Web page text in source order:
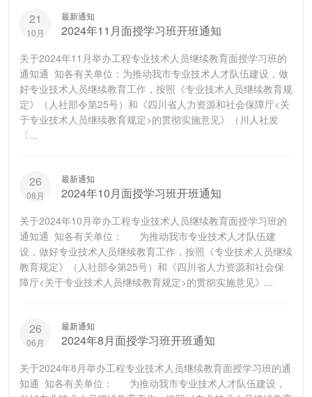
21
10月
最新通知
2024年11月面授学习班开班通知
关于2024年11月举办工程专业技术人员继续教育面授学习班的
通知通 知各有关单位：为推动我市专业技术人才队伍建设，做
好专业技术人员继续教育工作，按照《专业技术人员继续教育规
定》（人社部令第25号）和《四川省人力资源和社会保障厅<关
于专业技术人员继续教育规定>的贯彻实施意见》（川人社发
〔...
26
08月
最新通知
2024年10月面授学习班开班通知
关于2024年10月举办工程专业技术人员继续教育面授学习班的
通知通 知各有关单位： 为推动我市专业技术人才队伍建
设，做好专业技术人员继续教育工作，按照《专业技术人员继续
教育规定》（人社部令第25号）和《四川省人力资源和社会保
障厅<关于专业技术人员继续教育规定>的贯彻实施意见》...
26
06月
最新通知
2024年8月面授学习班开班通知
关于2024年8月举办工程专业技术人员继续教育面授学习班的通
知通 知各有关单位： 为推动我市专业技术人才队伍建设，